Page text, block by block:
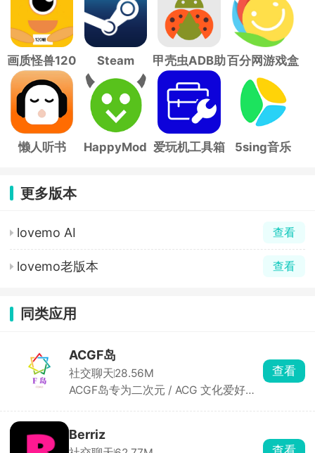
画质怪兽120
帧
Steam
甲壳虫ADB助
手
百分网游戏盒
子
懒人听书 HappyMod 爱玩机工具箱 5sing音乐
更多版本
lovemo AI 查看
lovemo老版本 查看
同类应用
ACGF岛
社交聊天28.56M
ACGF岛专为二次元 / ACG 文化爱好者
等二次元核心内容，创作者可以自由发
布自己的作品，还可以一键参与自己喜
查看
Berriz